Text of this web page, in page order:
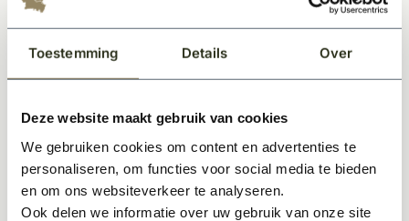
Toestemming Details Over
Deze website maakt gebruik van cookies
We gebruiken cookies om content en advertenties te
personaliseren, om functies voor social media te bieden
en om ons websiteverkeer te analyseren.
Ook delen we informatie over uw gebruik van onze site
Hoogte: 450 mm
Kleur: Antraciet 7024
Materiaaltype: verzinkt staal
Perfect geschikt voor poeren
Geschikt als doorvoer voor muren van woningen
Specificaties